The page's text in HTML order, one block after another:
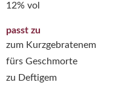
12% vol
passt zu
zum Kurzgebratenem
fürs Geschmorte
zu Deftigem